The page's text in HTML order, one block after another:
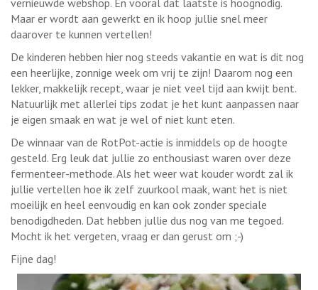
Maar er wordt aan gewerkt en ik hoop jullie snel meer
daarover te kunnen vertellen!
De kinderen hebben hier nog steeds vakantie en wat is dit nog
een heerlijke, zonnige week om vrij te zijn! Daarom nog een
lekker, makkelijk recept, waar je niet veel tijd aan kwijt bent.
Natuurlijk met allerlei tips zodat je het kunt aanpassen naar
je eigen smaak en wat je wel of niet kunt eten.
De winnaar van de RotPot-actie is inmiddels op de hoogte
gesteld. Erg leuk dat jullie zo enthousiast waren over deze
fermenteer-methode. Als het weer wat kouder wordt zal ik
jullie vertellen hoe ik zelf zuurkool maak, want het is niet
moeilijk en heel eenvoudig en kan ook zonder speciale
benodigdheden. Dat hebben jullie dus nog van me tegoed.
Mocht ik het vergeten, vraag er dan gerust om ;-)
Fijne dag!